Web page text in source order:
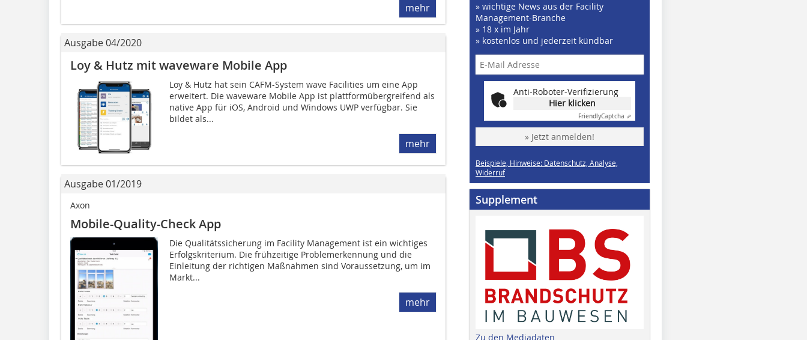
mehr
Ausgabe 04/2020
Loy & Hutz mit waveware Mobile App
Loy & Hutz hat sein CAFM-System wave Facilities um eine App
erweitert. Die waveware Mobile App ist plattformübergreifend als
native App für iOS, Android und Windows UWP verfügbar. Sie
bildet als...
mehr
Ausgabe 01/2019
Axon
Mobile-Quality-Check App
Die Qualitätssicherung im Facility Management ist ein wichtiges
Erfolgskriterium. Die frühzeitige Problemerkennung und die
Einleitung der richtigen Maßnahmen sind Voraussetzung, um im
Markt...
mehr
» wichtige News aus der Facility
Management-Branche
» 18 x im Jahr
» kostenlos und jederzeit kündbar
Anti-Roboter-Verifizierung
Hier klicken
FriendlyCaptcha ⇗
» Jetzt anmelden!
Beispiele, Hinweise: Datenschutz, Analyse,
Widerruf
Supplement
Zu den Mediadaten